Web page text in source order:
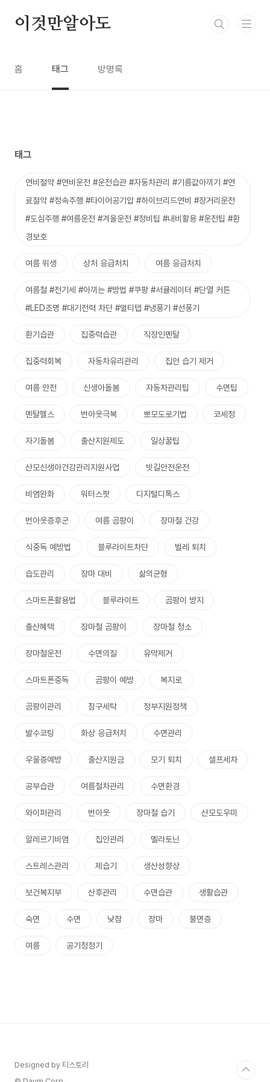
이것만알아도
홈 태그 방명록
태그
연비절약 #연비운전 #운전습관 #자동차관리 #기름값아끼기 #연
료절약 #정속주행 #타이어공기압 #하이브리드연비 #장거리운전
#도심주행 #여름운전 #겨울운전 #정비팁 #내비활용 #운전팁 #환
경보호
여름 위생 상처 응급처치 여름 응급처치
여름철 #전기세 #아끼는 #방법 #쿠팡 #서큘레이터 #단열 커튼
#LED조명 #대기전력 차단 #멀티탭 #냉풍기 #선풍기
환기습관 집중력습관 직장인멘탈
집중력회복 자동차유리관리 집안 습기 제거
여름 안전 신생아돌봄 자동차관리팁 수면팁
멘탈헬스 번아웃극복 뽀모도로기법 코세정
자기돌봄 출산지원제도 일상꿀팁
산모신생아건강관리지원사업 빗길안전운전
비염완화 워터스팟 디지털디톡스
번아웃증후군 여름 곰팡이 장마철 건강
식중독 예방법 블루라이트차단 벌레 퇴치
습도관리 장마 대비 삶의균형
스마트폰활용법 블루라이트 곰팡이 방지
출산혜택 장마철 곰팡이 장마철 청소
장마철운전 수면의질 유막제거
스마트폰중독 곰팡이 예방 복지로
곰팡이관리 침구세탁 정부지원정책
발수코팅 화상 응급처치 수면관리
우울증예방 출산지원금 모기 퇴치 셀프세차
공부습관 여름철차관리 수면환경
와이퍼관리 번아웃 장마철 습기 산모도우미
알레르기비염 집안관리 멜라토닌
스트레스관리 제습기 생산성향상
보건복지부 산후관리 수면습관 생활습관
숙면 수면 낮잠 장마 불면증
여름 공기청정기
Designed by 티스토리